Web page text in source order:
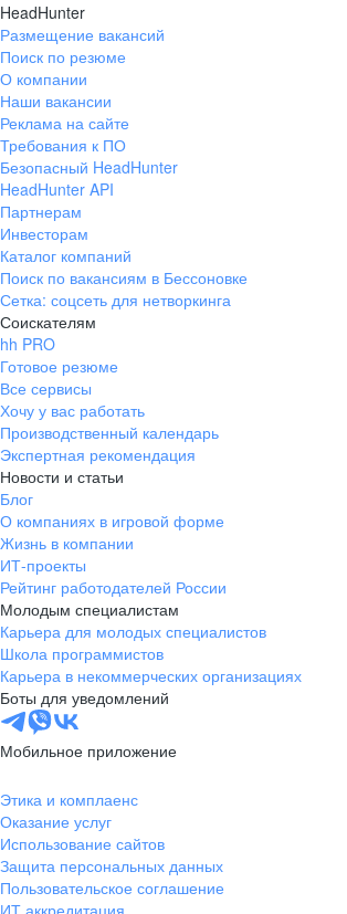
HeadHunter
Размещение вакансий
Поиск по резюме
О компании
Наши вакансии
Реклама на сайте
Требования к ПО
Безопасный HeadHunter
HeadHunter API
Партнерам
Инвесторам
Каталог компаний
Поиск по вакансиям в Бессоновке
Сетка: соцсеть для нетворкинга
Соискателям
hh PRO
Готовое резюме
Все сервисы
Хочу у вас работать
Производственный календарь
Экспертная рекомендация
Новости и статьи
Блог
О компаниях в игровой форме
Жизнь в компании
ИТ-проекты
Рейтинг работодателей России
Молодым специалистам
Карьера для молодых специалистов
Школа программистов
Карьера в некоммерческих организациях
Боты для уведомлений
Мобильное приложение
Этика и комплаенс
Оказание услуг
Использование сайтов
Защита персональных данных
Пользовательское соглашение